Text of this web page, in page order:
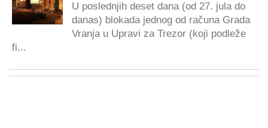
U poslednjih deset dana (od 27. jula do
danas) blokada jednog od računa Grada
Vranja u Upravi za Trezor (koji podleže
fi...